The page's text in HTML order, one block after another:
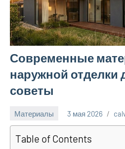
Современные
наружной отделки
советы
Материалы 3 мая 2026
Table of Contents